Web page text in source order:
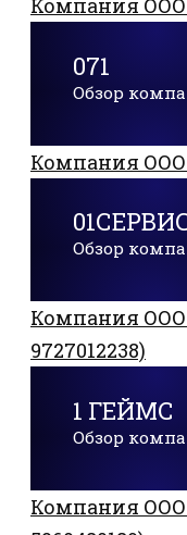
Компания ООО
071
Обзор
Компания ООО
Обзор
Компания
9727012238)
1 ГЕЙМС
Обзор
Компания